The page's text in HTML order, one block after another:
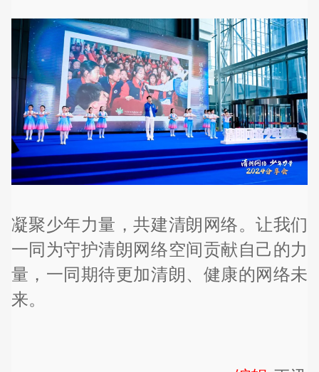
凝聚少年力量，共建清朗网络。让我们
一同为守护清朗网络空间贡献自己的力
量，一同期待更加清朗、健康的网络未
来。